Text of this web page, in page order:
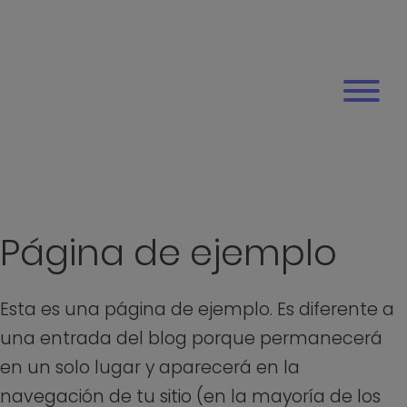
Página de ejemplo
Esta es una página de ejemplo. Es diferente a
una entrada del blog porque permanecerá
en un solo lugar y aparecerá en la
navegación de tu sitio (en la mayoría de los